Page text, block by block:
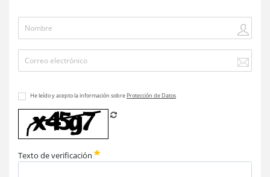
He leído y acepto la información sobre Protección de Datos
Texto de verificación